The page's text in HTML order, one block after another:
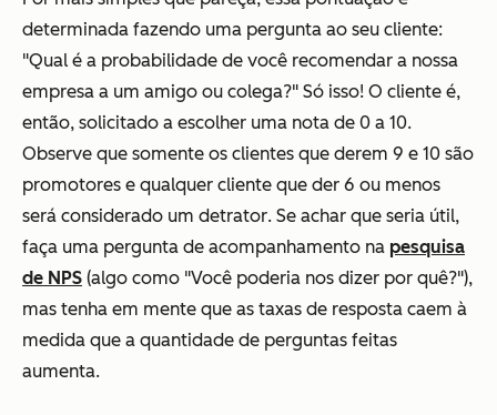
determinada fazendo uma pergunta ao seu cliente:
"Qual é a probabilidade de você recomendar a nossa
empresa a um amigo ou colega?" Só isso! O cliente é,
então, solicitado a escolher uma nota de 0 a 10.
Observe que somente os clientes que derem 9 e 10 são
promotores e qualquer cliente que der 6 ou menos
será considerado um detrator. Se achar que seria útil,
faça uma pergunta de acompanhamento na pesquisa
de NPS (algo como "Você poderia nos dizer por quê?"),
mas tenha em mente que as taxas de resposta caem à
medida que a quantidade de perguntas feitas
aumenta.